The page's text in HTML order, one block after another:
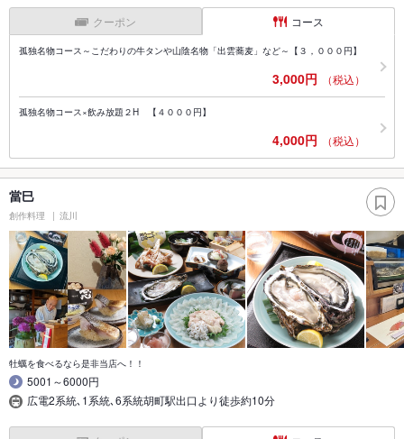
クーポン コース
孤独名物コース～こだわりの牛タンや山陰名物「出雲蕎麦」など～【３，０００円】
3,000円 （税込）
孤独名物コース×飲み放題２H 【４０００円】
4,000円 （税込）
當巳
創作料理 流川
牡蠣を食べるなら是非当店へ！！
5001～6000円
広電2系統､1系統､6系統胡町駅出口より徒歩約10分